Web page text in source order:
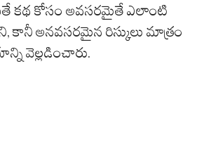
కథ కోసం అవసరమైతే ఎలాంటి
కానీ అనవసరమైన రిస్కులు మాత్రం
వెల్లడించారు.